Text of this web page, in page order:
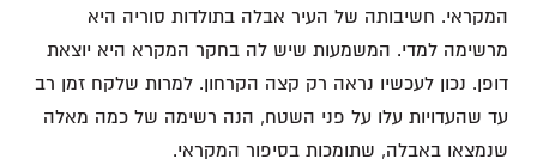
המקראי. חשיבותה של העיר אבלה בתולדות סוריה היא
מרשימה למדי. המשמעות שיש לה בחקר המקרא היא יוצאת
דופן. נכון לעכשיו נראה רק קצה הקרחון. למרות שלקח זמן רב
עד שהעדויות עלו על פני השטח, הנה רשימה של כמה מאלה
שנמצאו באבלה, שתומכות בסיפור המקראי.